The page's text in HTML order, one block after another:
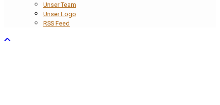
Unser Team
Unser Logo
RSS Feed